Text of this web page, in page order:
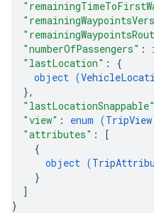
"numberOfPassengers" :
"lastLocation" : {
object (
},
"lastLocationSnappable"
"view" : enum (TripView
"attributes" :
[
{
object (
}
]
}